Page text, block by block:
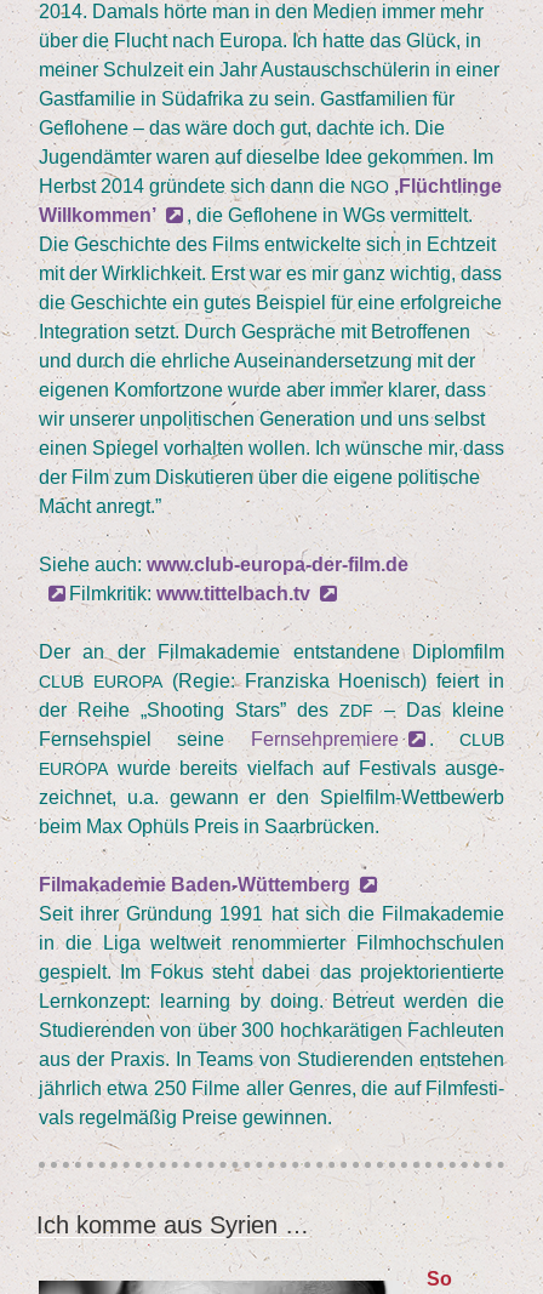
2014. Damals hör­te man in den Medi­en immer mehr
über die Flucht nach Euro­pa. Ich hat­te das Glück, in
mei­ner Schul­zeit ein Jahr Aus­tausch­schü­le­rin in einer
Gast­fa­mi­lie in Süd­afri­ka zu sein. Gast­fa­mi­li­en für
Geflo­he­ne – das wäre doch gut, dach­te ich. Die
Jugend­äm­ter waren auf die­sel­be Idee gekom­men. Im
Herbst2014 grün­de­te sich dann die NGO ‚Flücht­lin­ge
Will­kom­men’
, die Geflo­he­ne in WGs ver­mit­telt.
Die Geschich­te des Films ent­wi­ckel­te sich in Echt­zeit
mit der Wirk­lich­keit. Erst war es mir ganz wich­tig, dass
die Geschich­te ein gutes Bei­spiel für eine erfolg­rei­che
Inte­gra­ti­on setzt. Durch Gesprä­che mit Betrof­fe­nen
und durch die ehr­li­che Aus­ein­an­der­set­zung mit der
eige­nen Kom­fort­zo­ne wur­de aber immer kla­rer, dass
wir unse­rer unpo­li­ti­schen Gene­ra­ti­on und uns selbst
einen Spie­gel vor­hal­ten wol­len. Ich wün­sche mir, dass
der Film zum Dis­ku­tie­ren über die eige­ne poli­ti­sche
Macht anregt.”
Sie­he auch: www.club-europa-der-film.de
Film­kri­tik: www.tittelbach.tv
Der an der Film­aka­de­mie ent­stan­de­ne Diplom­film
CLUB EUROPA(Regie: Fran­zis­ka Hoe­nisch) fei­ert in
der Rei­he „Shoo­ting Stars” des ZDF – Das klei­ne
Fern­seh­spiel sei­ne Fern­seh­pre­mie­re .CLUB
EUROPA wur­de bereits viel­fach auf Fes­ti­vals aus­ge­
zeich­net, u.a. gewann er den Spiel­film-Wett­be­werb
beim Max Ophüls Preis in Saarbrücken.
Film­aka­de­mie Baden-Wüttemberg
Seit ihrer Grün­dung 1991 hat sich die Film­aka­de­mie
in die Liga welt­weit renom­mier­ter Film­hoch­schu­len
gespielt. Im Fokus steht dabei das pro­jekt­ori­en­tier­te
Lern­kon­zept: lear­ning by doing. Betreut wer­den die
Stu­die­ren­den von über300 hoch­ka­rä­ti­gen Fach­leu­ten
aus der Pra­xis. In Teams von Stu­die­ren­den ent­ste­hen
jähr­lich etwa 250Fil­me aller Gen­res, die auf Film­fes­ti­
vals regel­mä­ßig Prei­se gewinnen.
VERÖFFENTLICHT
AM
Ich kom­me aus Syrien …
So